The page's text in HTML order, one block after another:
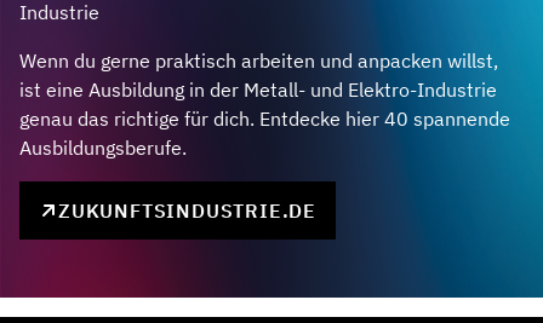
Industrie
Wenn du gerne praktisch arbeiten und anpacken willst,
ist eine Ausbildung in der Metall- und Elektro-Industrie
genau das richtige für dich. Entdecke hier 40 spannende
Ausbildungsberufe.
ZUKUNFTSINDUSTRIE.DE